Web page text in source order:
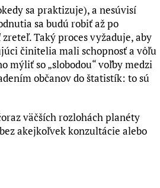
sa praktizuje), a nesúvisí
sa budú robiť až po
Taký proces vyžaduje, aby
činitelia mali schopnosť a vôľu
mýliť so „slobodou“ voľby medzi
občanov do štatistík: to sú
väčších rozlohách planéty
akejkoľvek konzultácie alebo